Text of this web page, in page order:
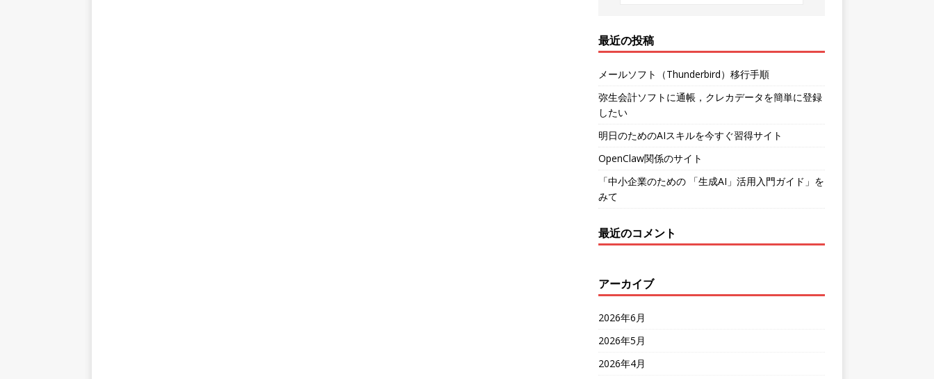
最近の投稿
メールソフト（Thunderbird）移行手順
弥生会計ソフトに通帳，クレカデータを簡単に登録
したい
明日のためのAIスキルを今すぐ習得サイト
OpenClaw関係のサイト
「中小企業のための 「生成AI」活用入門ガイド」を
みて
最近のコメント
アーカイブ
2026年6月
2026年5月
2026年4月